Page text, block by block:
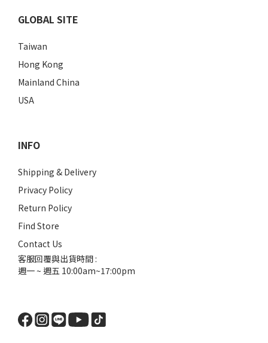
GLOBAL SITE
Taiwan
Hong Kong
Mainland China
USA
INFO
Shipping & Delivery
Privacy Policy
Return Policy
Find Store
Contact Us
客服回覆與出貨時間 :
週一 ~ 週五 10:00am~17:00pm